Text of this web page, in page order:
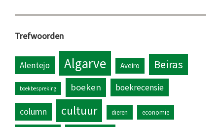
Trefwoorden
Alentejo Algarve Aveiro Beiras
boekbespreking boeken boekrecensie
column cultuur dieren economie